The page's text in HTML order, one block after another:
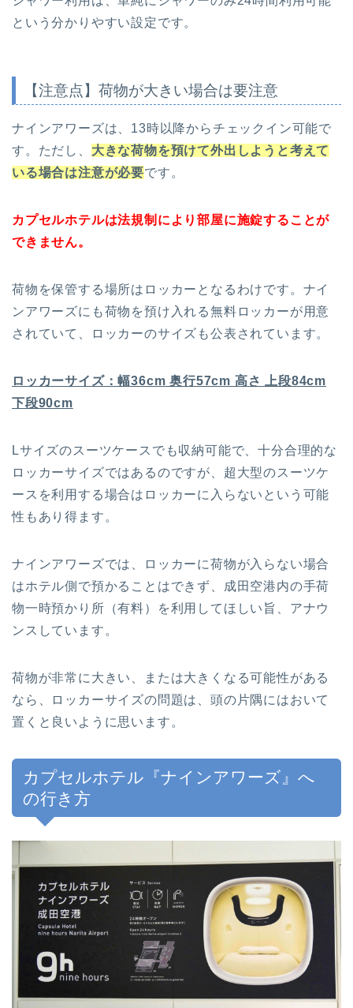
という分かりやすい設定です。
【注意点】荷物が大きい場合は要注意
ナインアワーズは、13時以降からチェックイン可能で
す。ただし、 大きな荷物を預けて外出しようと考えて
いる場合は注意が必要です。
カプセルホテルは法規制により部屋に施錠することが
できません。
荷物を保管する場所はロッカーとなるわけです。ナイ
ンアワーズにも荷物を預け入れる無料ロッカーが用意
されていて、ロッカーのサイズも公表されています。
ロッカーサイズ：幅36cm 奥行57cm 高さ 上段84cm
下段90cm
Lサイズのスーツケースでも収納可能で、十分合理的な
ロッカーサイズではあるのですが、超大型のスーツケ
ースを利用する場合はロッカーに入らないという可能
性もあり得ます。
ナインアワーズでは、ロッカーに荷物が入らない場合
はホテル側で預かることはできず、成田空港内の手荷
物一時預かり所（有料）を利用してほしい旨、アナウ
ンスしています。
荷物が非常に大きい、または大きくなる可能性がある
なら、ロッカーサイズの問題は、頭の片隅にはおいて
置くと良いように思います。
カプセルホテル『ナインアワーズ』へ
の行き方